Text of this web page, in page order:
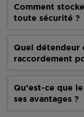
Comment
toute sécurité ?
Quel détendeur
raccordement
Qu’est-ce que
ses avantages ?